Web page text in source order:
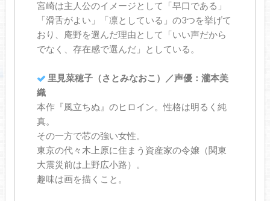
宮崎は主人公のイメージとして「早口である」
「滑舌がよい」「凛としている」の3つを挙げて
おり、庵野を選んだ理由として「いい声だから
でなく、存在感で選んだ」としている。
里見菜穂子（さとみなおこ）／声優：瀧本美
織
本作『風立ちぬ』のヒロイン。性格は明るく純
真。
その一方で芯の強い女性。
東京の代々木上原に住まう資産家の令嬢（関東
大震災前は上野広小路）。
趣味は画を描くこと。